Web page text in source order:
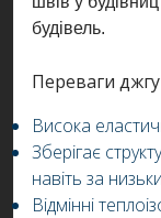
будівель.
Переваги
Висока
Зберігає
навіть за
Відмінні